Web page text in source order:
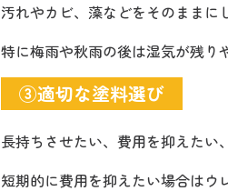
汚れやカビ、藻などをそのままに
特に梅雨や秋雨の後は湿気が残り
③適切な塗料選び
長持ちさせたい、費用を抑えたい
短期的に費用を抑えたい場合はウ